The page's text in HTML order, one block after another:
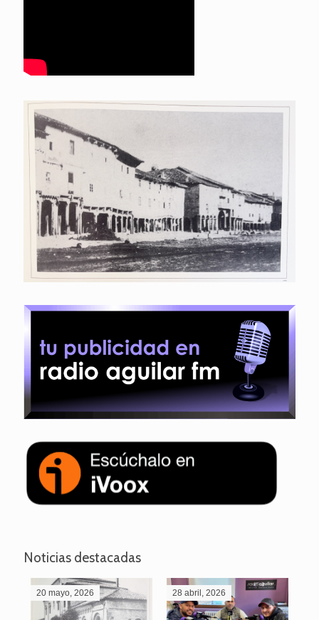
Noticias destacadas
20 mayo, 2026 28 abril, 2026